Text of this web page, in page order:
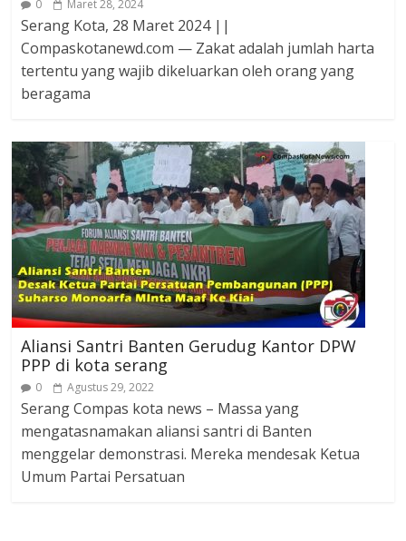
0 Maret 28, 2024
Serang Kota, 28 Maret 2024 ||
Compaskotanewd.com — Zakat adalah jumlah harta
tertentu yang wajib dikeluarkan oleh orang yang
beragama
Aliansi Santri Banten Gerudug Kantor DPW
PPP di kota serang
0 Agustus 29, 2022
Serang Compas kota news – Massa yang
mengatasnamakan aliansi santri di Banten
menggelar demonstrasi. Mereka mendesak Ketua
Umum Partai Persatuan